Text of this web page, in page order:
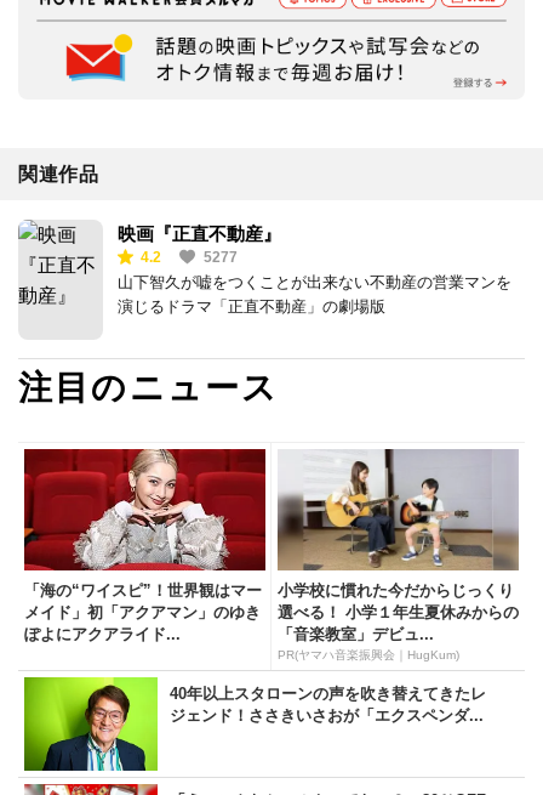
関連作品
映画『正直不動産』
4.2 5277
山下智久が嘘をつくことが出来ない不動産の営業マンを
演じるドラマ「正直不動産」の劇場版
注目のニュース
「海の“ワイスピ”！世界観はマー
メイド」初「アクアマン」のゆき
ぽよにアクアライド...
小学校に慣れた今だからじっくり
選べる！ 小学１年生夏休みからの
「音楽教室」デビュ...
PR(ヤマハ音楽振興会｜HugKum)
40年以上スタローンの声を吹き替えてきたレ
ジェンド！ささきいさおが「エクスペンダ...